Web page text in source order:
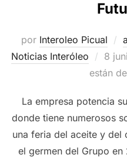
por Interoleo Picual
Noticias Interóleo
el
8
están
La empresa potencia
donde tiene numerosos
una feria del aceite y del
el germen del Grupo